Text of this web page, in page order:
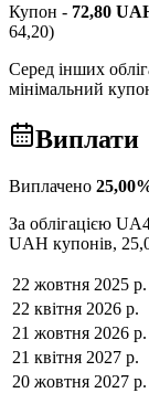
Купон - 72,80
64,20)
Серед інших
мінімальний
Виплати
Виплачено 25,00
За облігацією
UAH купонів,
22 жовтня 2025 р.
22 квітня 2026 р.
21 жовтня 2026 р.
21 квітня 2027 р.
20 жовтня 2027 р.